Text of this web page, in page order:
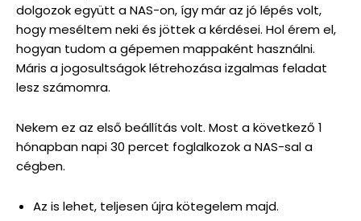
dolgozok együtt a NAS-on, így már az jó lépés volt,
hogy meséltem neki és jöttek a kérdései. Hol érem el,
hogyan tudom a gépemen mappaként használni.
Máris a jogosultságok létrehozása izgalmas feladat
lesz számomra.
Nekem ez az első beállítás volt. Most a következő 1
hónapban napi 30 percet foglalkozok a NAS-sal a
cégben.
Az is lehet, teljesen újra kötegelem majd.